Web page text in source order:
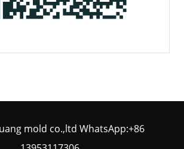
mold co.,ltd WhatsApp:+86